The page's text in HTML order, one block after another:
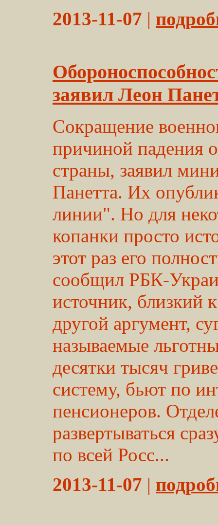
2013-11-07 |
заявил Леон
Сокращение
причиной падения
страны, заявил
Панетта. Их
линии". Но для
копанки просто
этот раз его
сообщил РБК-
источник, близкий
другой аргумент,
называемые
десятки тысяч
систему, бьют по
пенсионеров.
развертываться
по всей Росс...
2013-11-07 |